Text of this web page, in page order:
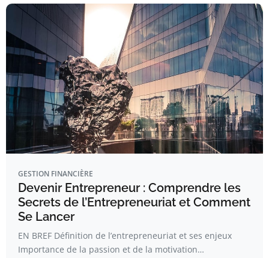
GESTION FINANCIÈRE
Devenir Entrepreneur : Comprendre les
Secrets de l’Entrepreneuriat et Comment
Se Lancer
EN BREF Définition de l’entrepreneuriat et ses enjeux
Importance de la passion et de la motivation…